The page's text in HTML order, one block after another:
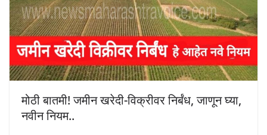
मोठी बातमी! जमीन खरेदी-विक्रीवर निर्बंध, जाणून घ्या,
नवीन नियम..